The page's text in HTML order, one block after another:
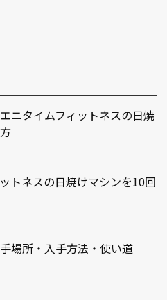
ニタイムフィットネスの日焼
トネスの日焼けマシンを10回
場所・入手方法・使い道